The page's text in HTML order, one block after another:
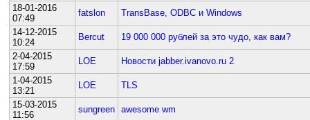
18-01-2016
07:49
fatslon
TransBase, ODBC и Windows
14-12-2015
10:24
Bercut
19 000 000 рублей за это чудо, как вам?
2-04-2015
17:59
LOE
Новости jabber.ivanovo.ru 2
1-04-2015
13:21
LOE
TLS
15-03-2015
11:56
sungreen awesome wm